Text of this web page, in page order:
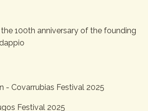
100th anniversary of the founding
- Covarrubias Festival 2025
Festival 2025